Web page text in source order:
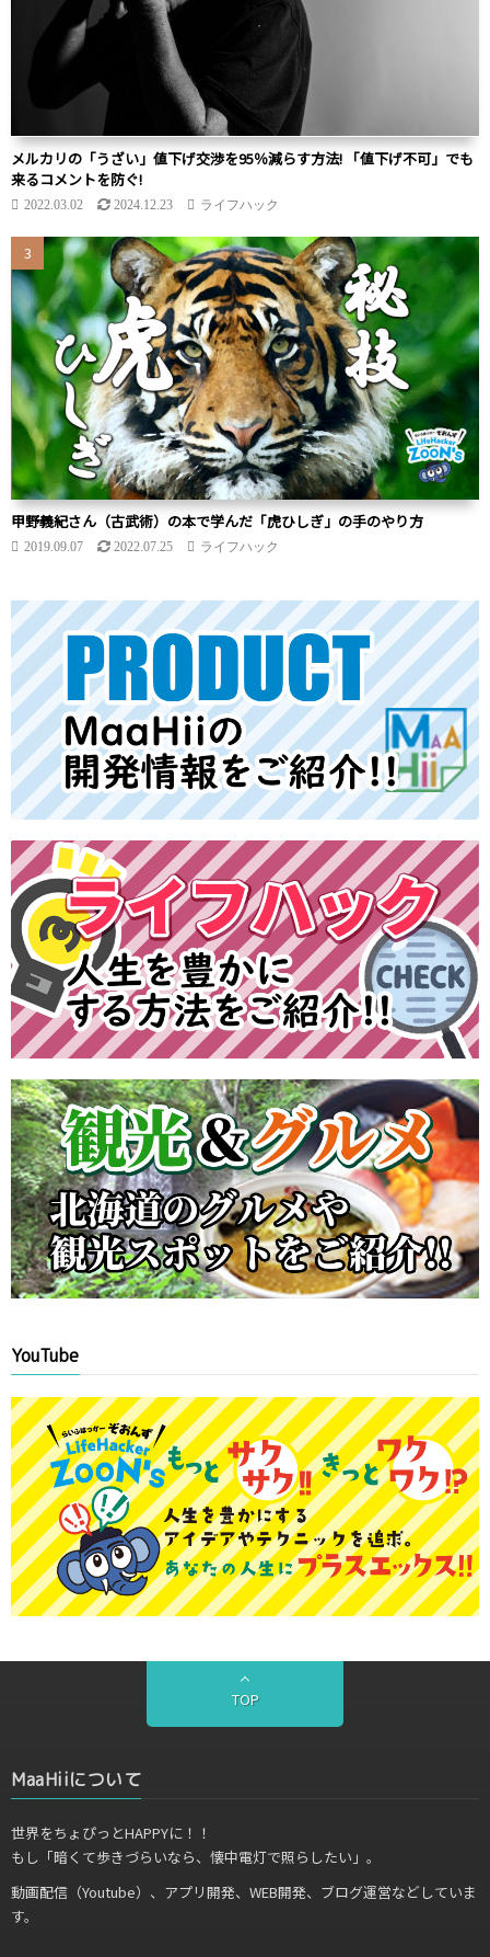
メルカリの「うざい」値下げ交渉を95％減らす方法! 「値下げ不可」でも
来るコメントを防ぐ!
2022.03.02 2024.12.23 ライフハック
甲野義紀さん（古武術）の本で学んだ「虎ひしぎ」の手のやり方
2019.09.07 2022.07.25 ライフハック
YouTube
TOP
MaaHiiについて
世界をちょぴっとHAPPYに！！
もし「暗くて歩きづらいなら、懐中電灯で照らしたい」。
動画配信（Youtube）、アプリ開発、WEB開発、ブログ運営などしていま
す。